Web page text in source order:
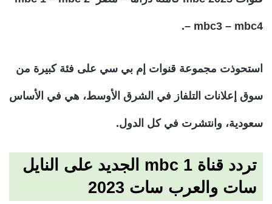
– mbc3 – mbc4.
استحوذت مجموعة قنوات إم بي سي على فئة كبيرة من
سوق إعلانات التلفاز في الشرق الأوسط، هي في الأساس
سعودية، وانتشرت في كل الدول.
تردد قناة mbc 1 الجديد على النايل
سات والعرب سات 2023